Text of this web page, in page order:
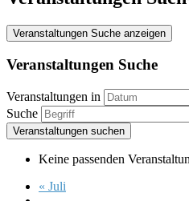
Veranstaltungen Suche anzeigen
Veranstaltungen Suche
Veranstaltungen in
Suche
Keine passenden
« Juli